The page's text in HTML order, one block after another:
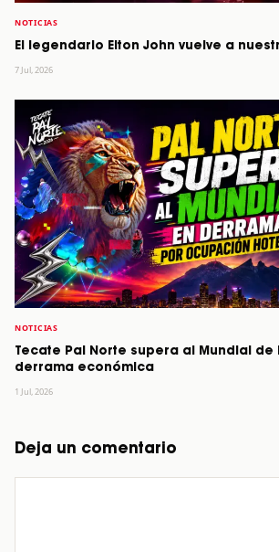
NOTICIAS
El legendario Elton John vuelve a
7 Jul, 2026
NOTICIAS
Tecate Pal Norte supera al Mundial de
derrama económica
1 Jul, 2026
Deja un comentario